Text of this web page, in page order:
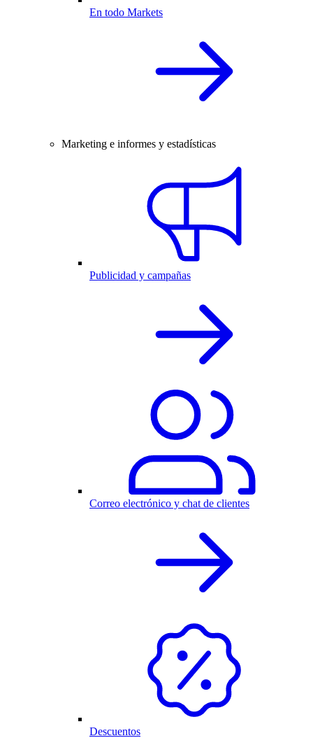
En todo Markets
Marketing e informes y estadísticas
Publicidad y campañas
Correo electrónico y chat de clientes
Descuentos